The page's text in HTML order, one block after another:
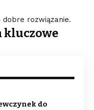
rozwiązanie.
kluczowe
do